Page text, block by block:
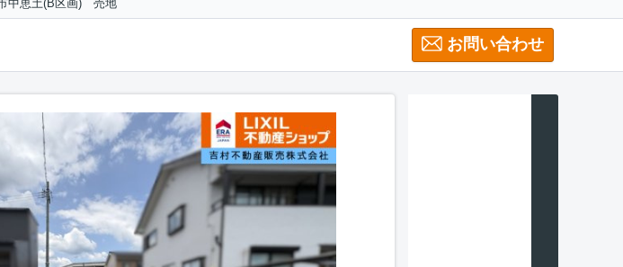
中恵土(B区画) 売地
お問い合わせ